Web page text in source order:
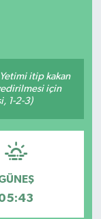
itip kakan
için
1-2-3)